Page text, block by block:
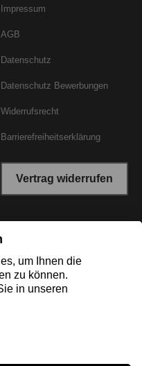
Impressum
AGB
Datenschutz
Datenschutz Bewerbungen
Widerrufsrecht
Barrierefreiheitserklärung
Vertrag widerrufen